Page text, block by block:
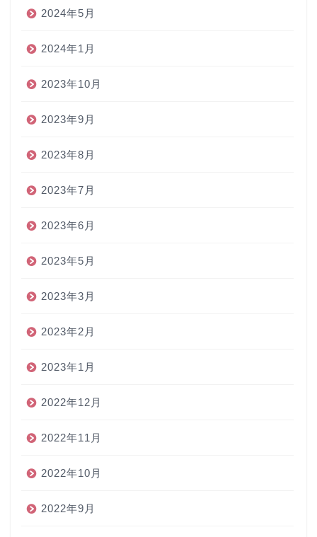
2024年5月
2024年1月
2023年10月
2023年9月
2023年8月
2023年7月
2023年6月
2023年5月
2023年3月
2023年2月
2023年1月
2022年12月
2022年11月
2022年10月
2022年9月